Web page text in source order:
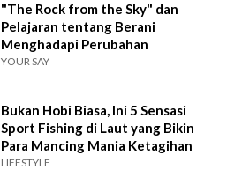
"The Rock from the Sky" dan
Pelajaran tentang Berani
Menghadapi Perubahan
YOUR SAY
Bukan Hobi Biasa, Ini 5 Sensasi
Sport Fishing di Laut yang Bikin
Para Mancing Mania Ketagihan
LIFESTYLE